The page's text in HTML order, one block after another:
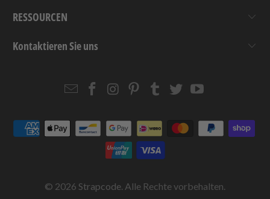
RESSOURCEN
Kontaktieren Sie uns
EmailStrapcode
Facebook
Strapcode
Instagram
Strapcode
Pinterest
Strapcode
Tumblr
Strapcode
TwitterYouTube
© 2026 Strapcode . Alle Rechte vorbehalten.